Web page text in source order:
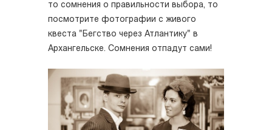
то сомнения о правильности выбора, то
посмотрите фотографии с живого
квеста "Бегство через Атлантику" в
Архангельске. Сомнения отпадут сами!